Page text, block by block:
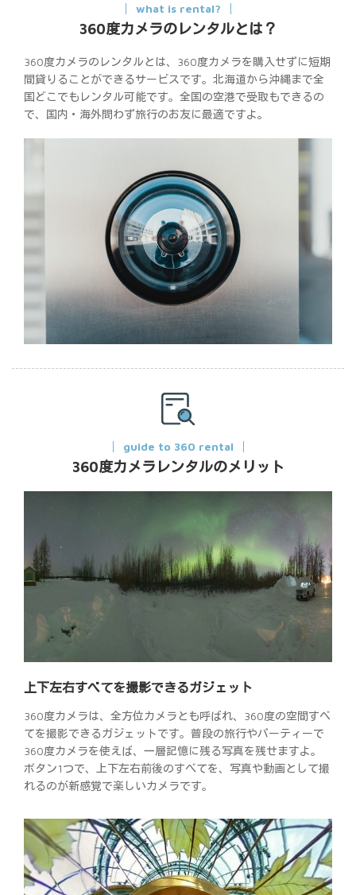
what is rental?
360度カメラのレンタルとは？
360度カメラのレンタルとは、360度カメラを購入せずに短期
間貸りることができるサービスです。北海道から沖縄まで全
国どこでもレンタル可能です。全国の空港で受取もできるの
で、国内・海外問わず旅行のお友に最適ですよ。
guide to 360 rental
360度カメラレンタルのメリット
上下左右すべてを撮影できるガジェット
360度カメラは、全方位カメラとも呼ばれ、360度の空間すべ
てを撮影できるガジェットです。普段の旅行やパーティーで
360度カメラを使えば、一層記憶に残る写真を残せますよ。
ボタン1つで、上下左右前後のすべてを、写真や動画として撮
れるのが新感覚で楽しいカメラです。